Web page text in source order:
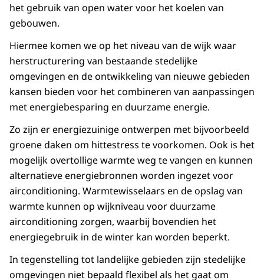
het gebruik van open water voor het koelen van
gebouwen.
Hiermee komen we op het niveau van de wijk waar
herstructurering van bestaande stedelijke
omgevingen en de ontwikkeling van nieuwe gebieden
kansen bieden voor het combineren van aanpassingen
met energiebesparing en duurzame energie.
Zo zijn er energiezuinige ontwerpen met bijvoorbeeld
groene daken om hittestress te voorkomen. Ook is het
mogelijk overtollige warmte weg te vangen en kunnen
alternatieve energiebronnen worden ingezet voor
airconditioning. Warmtewisselaars en de opslag van
warmte kunnen op wijkniveau voor duurzame
airconditioning zorgen, waarbij bovendien het
energiegebruik in de winter kan worden beperkt.
In tegenstelling tot landelijke gebieden zijn stedelijke
omgevingen niet bepaald flexibel als het gaat om